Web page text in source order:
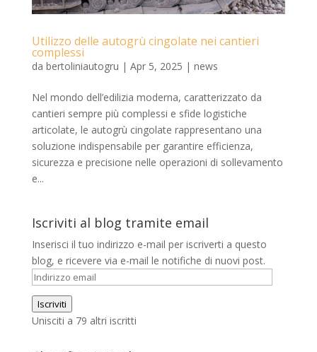
Utilizzo delle autogrù cingolate nei cantieri
complessi
da bertoliniautogru | Apr 5, 2025 | news
Nel mondo dell’edilizia moderna, caratterizzato da
cantieri sempre più complessi e sfide logistiche
articolate, le autogrù cingolate rappresentano una
soluzione indispensabile per garantire efficienza,
sicurezza e precisione nelle operazioni di sollevamento
e...
Iscriviti al blog tramite email
Inserisci il tuo indirizzo e-mail per iscriverti a questo
blog, e ricevere via e-mail le notifiche di nuovi post.
Indirizzo
email
Iscriviti
Unisciti a 79 altri iscritti